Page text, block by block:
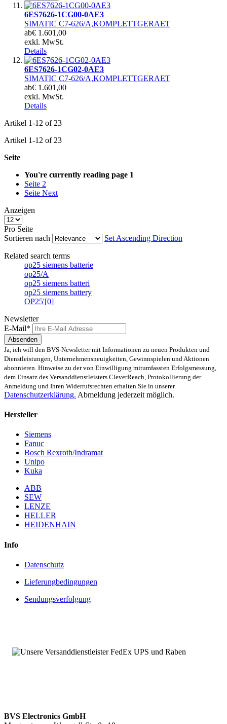
6ES7626-1CG00-0AE3
SIMATIC C7-626/A,KOMPLETTGERAET
ab€ 1.601,00
exkl. MwSt.
Details
6ES7626-1CG02-0AE3
SIMATIC C7-626/A,KOMPLETTGERAET
ab€ 1.601,00
exkl. MwSt.
Details
Artikel 1-12 of 23
Artikel 1-12 of 23
Seite
You're currently reading page 1
Seite 2
Seite Next
Anzeigen
Pro Seite
Sortieren nach
Set Ascending Direction
Related search terms
op25 siemens batterie
op25/A
op25 siemens batteri
op25 siemens battery
OP25'[0]
Newsletter
E-Mail*
Absenden
Ja, ich will den BVS-Newsletter mit Informationen zu neuen Produkten und
Dienstleistungen, Unternehmensneuigkeiten, Gewinnspielen und Aktionen
abonnieren. Hinweise zu der von Einwilligung mitumfassten Erfolgsmessung,
dem Einsatz des Versanddienstleisters CleverReach, Protokollierung der
Anmeldung und Ihren Widerrufsrechten erhalten Sie in unserer
Datenschutzerklärung. Abmeldung jederzeit möglich.
Hersteller
Siemens
Fanuc
Bosch Rexroth/Indramat
Unipo
Kuka
ABB
SEW
LENZE
HELLER
HEIDENHAIN
Info
Datenschutz
Lieferungbedingungen
Sendungsverfolgung
BVS Electronics GmbH